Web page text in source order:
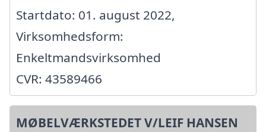
Startdato: 01. august 2022,
Virksomhedsform:
Enkeltmandsvirksomhed
CVR: 43589466
MØBELVÆRKSTEDET V/LEIF HANSEN